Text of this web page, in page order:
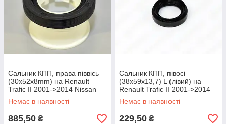
Сальник КПП, права піввісь
(30x52x8mm) на Renault
Trafic II 2001->2014 Nissan
(Оригінал) 38189-00QAD
Немає в наявності
885,50 ₴
Сальник КПП, півосі
(38x59x13,7) L (лівий) на
Renault Trafic II 2001->2014
— BTA - G3R001
Немає в наявності
229,50 ₴